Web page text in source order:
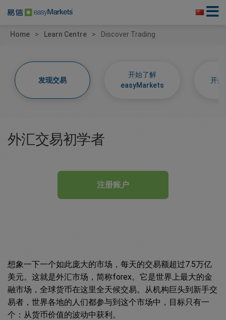
Home Learn Centre Discover Trading
发现交易
开始了解
easyMarkets
开
外汇交易初学者
注册账户
想象一下一个如此庞大的市场，每天的交易额超过7.5万亿
美元。这就是外汇市场，简称forex。它是世界上最大的金
融市场，全球货币在这里全天候交易。从机构巨头到新手交
易者，世界各地的人们都参与到这个市场中，目标只有一
个：从货币价值的波动中获利。